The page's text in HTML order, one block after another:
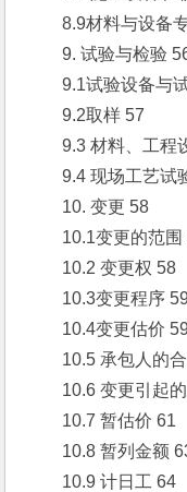
8.9材料与设备专
9. 试验与检验
9.1试验设备与试
9.2取样 57
9.3 材料、工程设
9.4 现场工艺试
10. 变更 58
10.1变更的范围
10.2 变更权 58
10.3变更程序 59
10.4变更估价 59
10.5 承包人的合
10.6 变更引起的
10.7 暂估价 61
10.8 暂列金额
10.9 计日工 64